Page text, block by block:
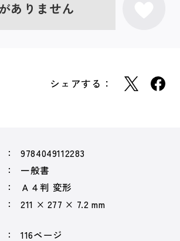
ありません
シェアする：
9784049112283
一般書
Ａ４判 変形
211 × 277 × 7.2 mm
116ページ